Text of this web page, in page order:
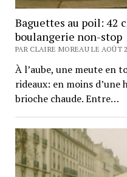
Baguettes au poil: 42
boulangerie non-stop
PAR CLAIRE MOREAU LE AOÛT
À l’aube, une meute en
rideaux: en moins d’une
brioche chaude. Entre…